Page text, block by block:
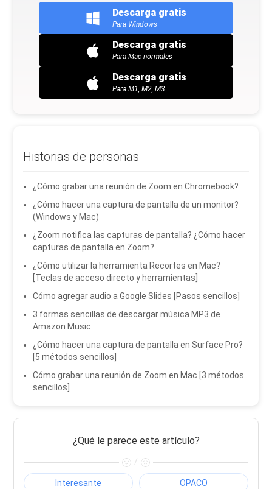
Descarga gratis
Para Windows
Descarga gratis
Para Mac normales
Descarga gratis
Para M1, M2, M3
Historias de personas
¿Cómo grabar una reunión de Zoom en Chromebook?
¿Cómo hacer una captura de pantalla de un monitor?
(Windows y Mac)
¿Zoom notifica las capturas de pantalla? ¿Cómo hacer
capturas de pantalla en Zoom?
¿Cómo utilizar la herramienta Recortes en Mac?
[Teclas de acceso directo y herramientas]
Cómo agregar audio a Google Slides [Pasos sencillos]
3 formas sencillas de descargar música MP3 de
Amazon Music
¿Cómo hacer una captura de pantalla en Surface Pro?
[5 métodos sencillos]
Cómo grabar una reunión de Zoom en Mac [3 métodos
sencillos]
¿Qué le parece este artículo?
/
Interesante OPACO